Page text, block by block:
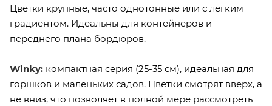
Цветки крупные, часто однотонные или с легким
градиентом. Идеальны для контейнеров и
переднего плана бордюров.
Winky: компактная серия (25-35 см), идеальная для
горшков и маленьких садов. Цветки смотрят вверх, а
не вниз, что позволяет в полной мере рассмотреть